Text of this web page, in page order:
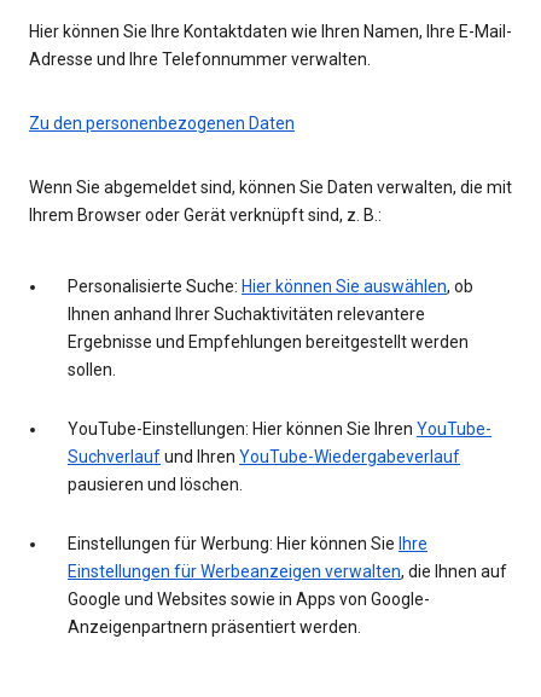
Hier können Sie Ihre Kontaktdaten wie Ihren Namen, Ihre E-Mail-
Adresse und Ihre Telefonnummer verwalten.
Zu den personenbezogenen Daten
Wenn Sie abgemeldet sind, können Sie Daten verwalten, die mit
Ihrem Browser oder Gerät verknüpft sind, z. B.:
Personalisierte Suche: Hier können Sie auswählen, ob
Ihnen anhand Ihrer Suchaktivitäten relevantere
Ergebnisse und Empfehlungen bereitgestellt werden
sollen.
YouTube-Einstellungen: Hier können Sie Ihren YouTube-
Suchverlaufund Ihren YouTube-Wiedergabeverlauf
pausieren und löschen.
Einstellungen für Werbung: Hier können Sie Ihre
Einstellungen für Werbeanzeigen verwalten, die Ihnen auf
Google und Websites sowie in Apps von Google-
Anzeigenpartnern präsentiert werden.